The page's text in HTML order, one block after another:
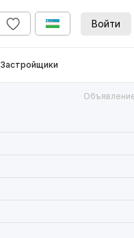
Войти
Застройщики